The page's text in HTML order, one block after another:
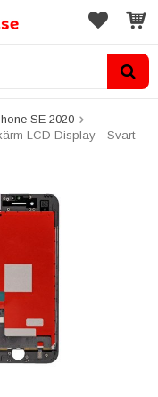
SE 2020
LCD Display - Svart